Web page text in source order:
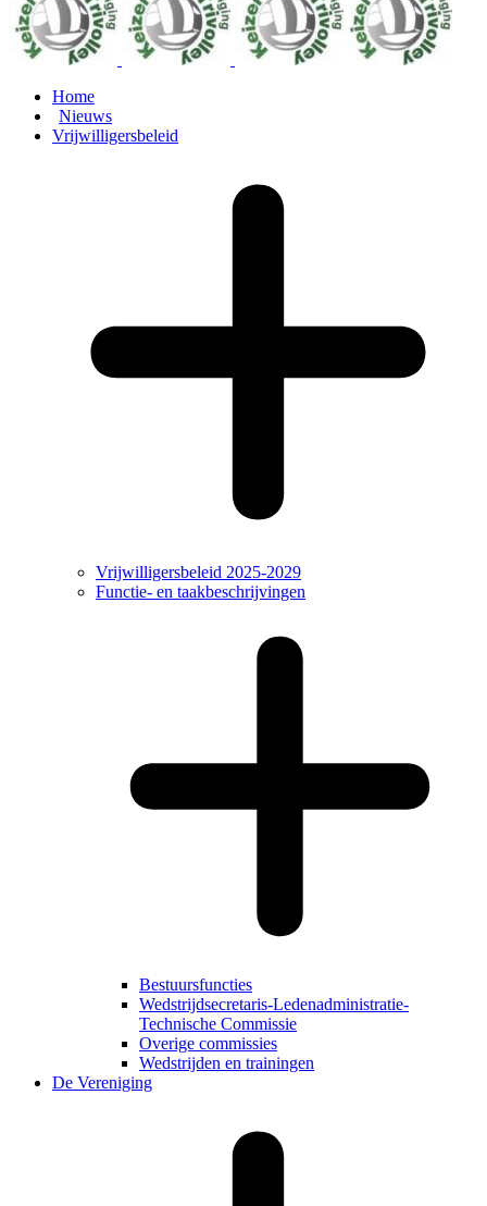
Home
Nieuws
Vrijwilligersbeleid
Vrijwilligersbeleid 2025-2029
Functie- en taakbeschrijvingen
Bestuursfuncties
Wedstrijdsecretaris-Ledenadministratie-
Technische Commissie
Overige commissies
Wedstrijden en trainingen
De Vereniging